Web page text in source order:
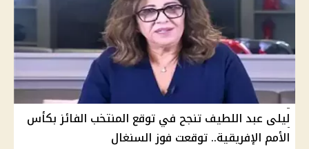
ليلى عبد اللطيف تنجح في توقع المنتخب الفائز بكأس
الأمم الإفريقية.. توقعت فوز السنغال